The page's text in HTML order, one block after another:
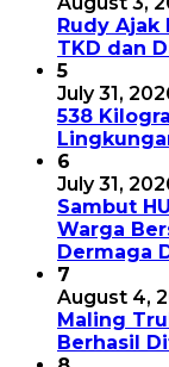
Rudy Ajak
TKD dan
5
July 31,
538
6
July 31,
Sambut
Warga
Dermaga
7
August 4,
Maling
Berhasil